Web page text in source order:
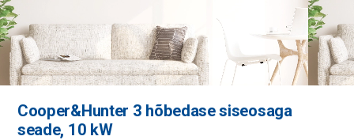
Cooper&Hunter 3 hõbedase siseosaga
seade, 10 kW